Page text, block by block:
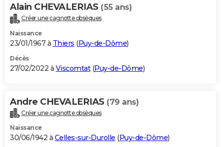
Alain CHEVALERIAS (55 ans)
Créer une cagnotte obsèques
Naissance
23/01/1967 à Thiers (Puy-de-Dôme)
Décès
27/02/2022 à Viscomtat(Puy-de-Dôme)
Andre CHEVALERIAS (79 ans)
Créer une cagnotte obsèques
Naissance
30/06/1942 à Celles-sur-Durolle (Puy-de-Dôme)